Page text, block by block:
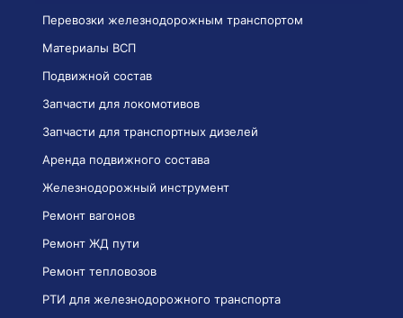
Перевозки железнодорожным транспортом
Материалы ВСП
Подвижной состав
Запчасти для локомотивов
Запчасти для транспортных дизелей
Аренда подвижного состава
Железнодорожный инструмент
Ремонт вагонов
Ремонт ЖД пути
Ремонт тепловозов
РТИ для железнодорожного транспорта